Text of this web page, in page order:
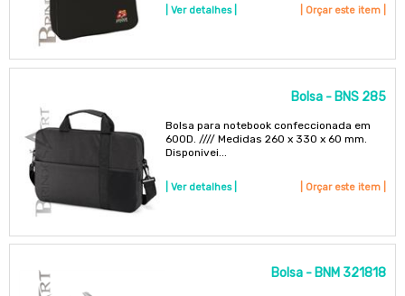
| Ver detalhes | | Orçar este item |
Bolsa - BNS 285
Bolsa para notebook confeccionada em
600D. //// Medidas 260 x 330 x 60 mm.
Disponivei...
| Ver detalhes | | Orçar este item |
Bolsa - BNM 321818